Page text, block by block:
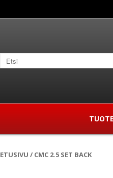
ETUSIVU / CMC 2.5 SET BACK